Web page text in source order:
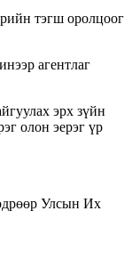
тэгш оролцоог
агентлаг
эрх зүйн
олон эерэг үр
Улсын Их